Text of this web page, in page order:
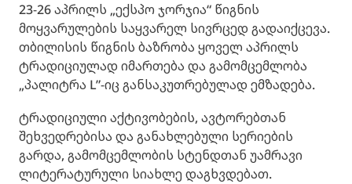
23-26 აპრილს „ექსპო ჯორჯია“ წიგნის
მოყვარულების საყვარელ სივრცედ გადაიქცევა.
თბილისის წიგნის ბაზრობა ყოველ აპრილს
ტრადიციულად იმართება და გამომცემლობა
„პალიტრა L”-იც განსაკუთრებულად ემზადება.
ტრადიციული აქტივობების, ავტორებთან
შეხვედრებისა და განახლებული სერიების
გარდა, გამომცემლობის სტენდთან უამრავი
ლიტერატურული სიახლე დაგხვდებათ.